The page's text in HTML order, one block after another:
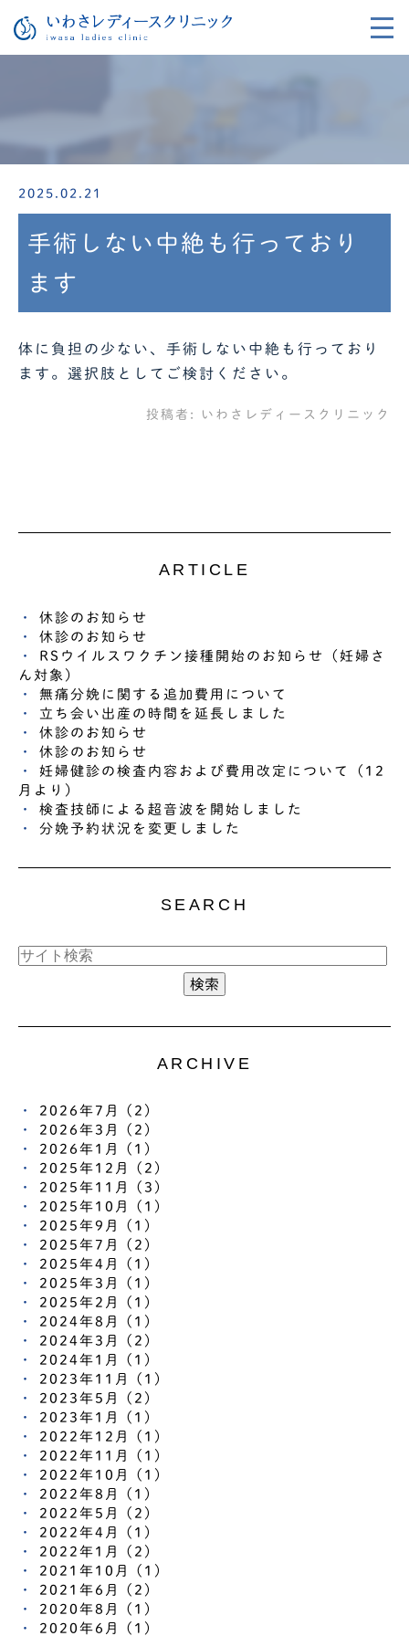
2025.02.21
手術しない中絶も行っており
ます
体に負担の少ない、手術しない中絶も行っており
ます。選択肢としてご検討ください。
投稿者: いわさレディースクリニック
ARTICLE
休診のお知らせ
休診のお知らせ
RSウイルスワクチン接種開始のお知らせ（妊婦さ
ん対象）
無痛分娩に関する追加費用について
立ち会い出産の時間を延長しました
休診のお知らせ
休診のお知らせ
妊婦健診の検査内容および費用改定について（12
月より）
検査技師による超音波を開始しました
分娩予約状況を変更しました
SEARCH
ARCHIVE
2026年7月 (2)
2026年3月 (2)
2026年1月 (1)
2025年12月 (2)
2025年11月 (3)
2025年10月 (1)
2025年9月 (1)
2025年7月 (2)
2025年4月 (1)
2025年3月 (1)
2025年2月 (1)
2024年8月 (1)
2024年3月 (2)
2024年1月 (1)
2023年11月 (1)
2023年5月 (2)
2023年1月 (1)
2022年12月 (1)
2022年11月 (1)
2022年10月 (1)
2022年8月 (1)
2022年5月 (2)
2022年4月 (1)
2022年1月 (2)
2021年10月 (1)
2021年6月 (2)
2020年8月 (1)
2020年6月 (1)